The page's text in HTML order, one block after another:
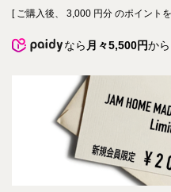
[ ご購入後、 3,000 円分 のポイント
なら 月々5,500円か